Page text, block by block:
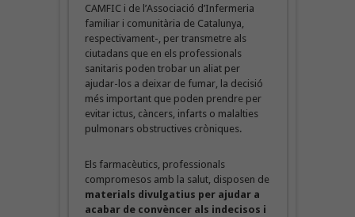
CAMFIC i de l’Associació d’Infermeria
familiar i comunitària de Catalunya,
respectivament-, per transmetre als
ciutadans que en els professionals
sanitaris poden trobar un aliat per
ajudar-los a deixar de fumar, la decisió
més important que poden prendre per
evitar ictus, càncers, infarts o malalties
pulmonars obstructives cròniques.
Els farmacèutics, professionals
compromesos amb la salut, disposen de
materials divulgatius per ajudar a
acabar de convèncer als indecisos i